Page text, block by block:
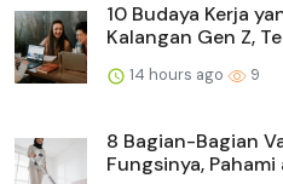
10 Budaya Kerja
Kalangan Gen Z,
14 hours ago 9
8 Bagian-Bagian
Fungsinya, Pahami